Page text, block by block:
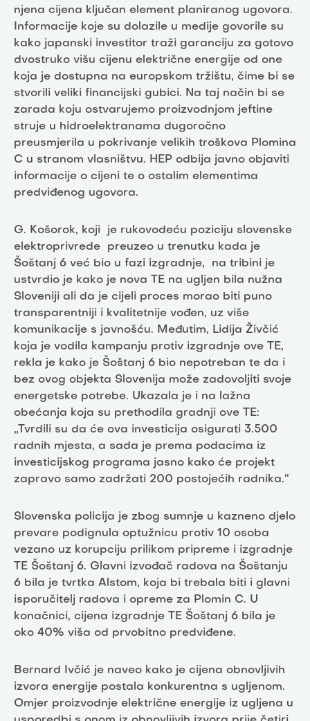
njena cijena ključan element planiranog ugovora.
Informacije koje su dolazile u medije govorile su
kako japanski investitor traži garanciju za gotovo
dvostruko višu cijenu električne energije od one
koja je dostupna na europskom tržištu, čime bi se
stvorili veliki financijski gubici. Na taj način bi se
zarada koju ostvarujemo proizvodnjom jeftine
struje u hidroelektranama dugoročno
preusmjerila u pokrivanje velikih troškova Plomina
C u stranom vlasništvu. HEP odbija javno objaviti
informacije o cijeni te o ostalim elementima
predviđenog ugovora.
G. Košorok, koji je rukovodeću poziciju slovenske
elektroprivrede preuzeo u trenutku kada je
Šoštanj 6 već bio u fazi izgradnje, na tribini je
ustvrdio je kako je nova TE na ugljen bila nužna
Sloveniji ali da je cijeli proces morao biti puno
transparentniji i kvalitetnije vođen, uz više
komunikacije s javnošću. Međutim, Lidija Živčić
koja je vodila kampanju protiv izgradnje ove TE,
rekla je kako je Šoštanj 6 bio nepotreban te da i
bez ovog objekta Slovenija može zadovoljiti svoje
energetske potrebe. Ukazala je i na lažna
obećanja koja su prethodila gradnji ove TE:
„Tvrdili su da će ova investicija osigurati 3.500
radnih mjesta, a sada je prema podacima iz
investicijskog programa jasno kako će projekt
zapravo samo zadržati 200 postojećih radnika.“
Slovenska policija je zbog sumnje u kazneno djelo
prevare podignula optužnicu protiv 10 osoba
vezano uz korupciju prilikom pripreme i izgradnje
TE Šoštanj 6. Glavni izvođač radova na Šoštanju
6 bila je tvrtka Alstom, koja bi trebala biti i glavni
isporučitelj radova i opreme za Plomin C. U
konačnici, cijena izgradnje TE Šoštanj 6 bila je
oko 40% viša od prvobitno predviđene.
Bernard Ivčić je naveo kako je cijena obnovljivih
izvora energije postala konkurentna s ugljenom.
Omjer proizvodnje električne energije iz ugljena u